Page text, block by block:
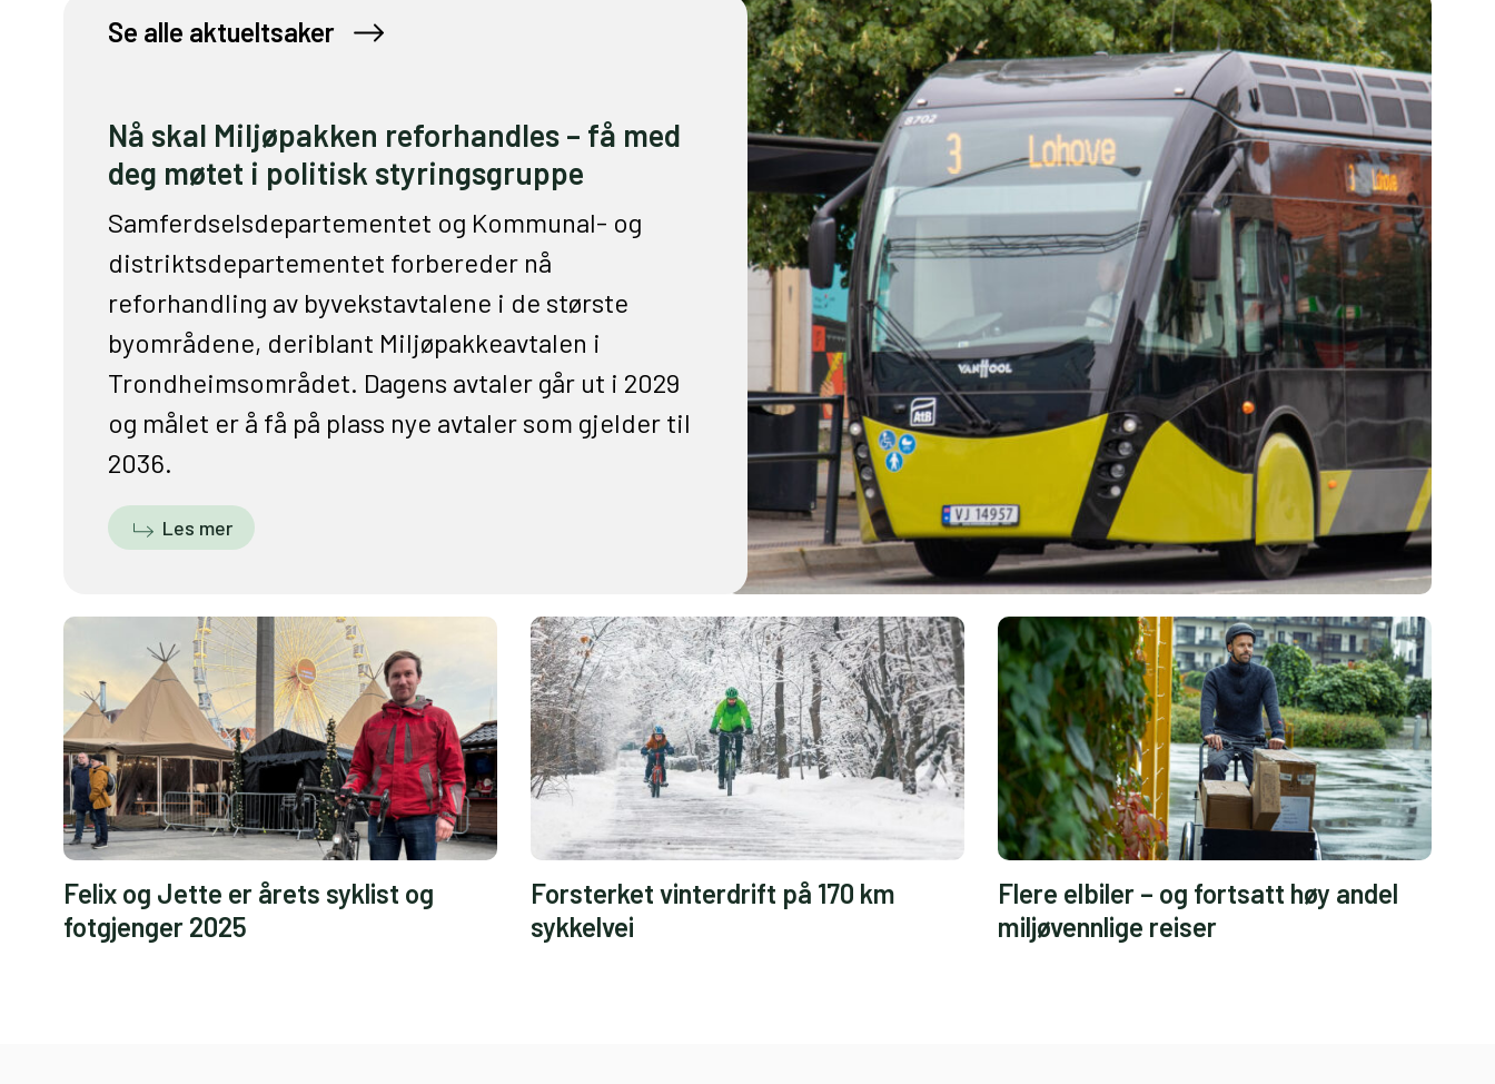
Se alle aktueltsaker
Nå skal Miljøpakken reforhandles – få med
deg møtet i politisk styringsgruppe
Samferdselsdepartementet og Kommunal- og
distriktsdepartementet forbereder nå
reforhandling av byvekstavtalene i de største
byområdene, deriblant Miljøpakkeavtalen i
Trondheimsområdet. Dagens avtaler går ut i 2029
og målet er å få på plass nye avtaler som gjelder til
2036.
Les mer
Felix og Jette er årets syklist og
fotgjenger 2025
Forsterket vinterdrift på 170 km
sykkelvei
Flere elbiler – og fortsatt høy andel
miljøvennlige reiser